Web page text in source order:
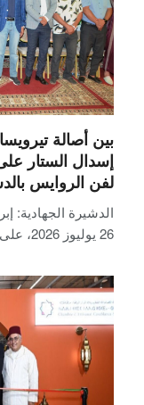
بين أصالة
لفن الروايس
الدشيرة الجهادية:
26 يوليوز 2026، على…